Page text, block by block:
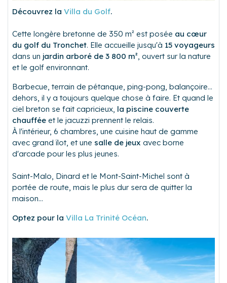
Découvrez la Villa du Golf.
Cette longère bretonne de 350 m² est posée au cœur
du golf du Tronchet. Elle accueille jusqu'à 15 voyageurs
dans un jardin arboré de 3 800 m², ouvert sur la nature
et le golf environnant.
Barbecue, terrain de pétanque, ping-pong, balançoire...
dehors, il y a toujours quelque chose à faire. Et quand le
ciel breton se fait capricieux, la piscine couverte
chauffée et le jacuzzi prennent le relais.
À l'intérieur, 6 chambres, une cuisine haut de gamme
avec grand îlot, et une salle de jeux avec borne
d'arcade pour les plus jeunes.
Saint-Malo, Dinard et le Mont-Saint-Michel sont à
portée de route, mais le plus dur sera de quitter la
maison...
Optez pour la Villa La Trinité Océan.